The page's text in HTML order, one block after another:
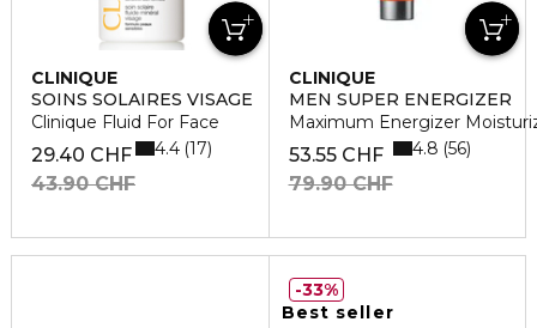
CLINIQUE
SOINS SOLAIRES VISAGE
Clinique Fluid For Face
29.40 CHF
43.90 CHF
4.4 17
CLINIQUE
MEN SUPER ENERGIZER
Maximum Energizer
53.55 CHF
79.90 CHF
4.8 56
Best seller
33%